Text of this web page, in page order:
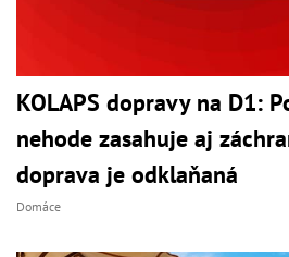
KOLAPS dopravy na D1:
nehode zasahuje aj
doprava je odklaňaná
Domáce